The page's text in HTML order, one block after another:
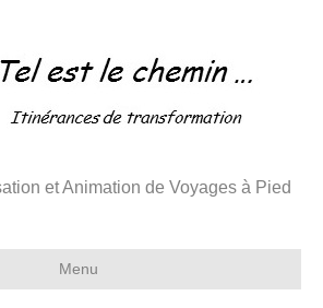
et Animation de Voyages à Pied
Menu